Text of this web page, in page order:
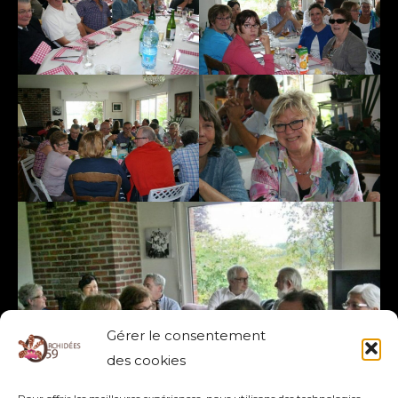
Gérer le consentement
des cookies